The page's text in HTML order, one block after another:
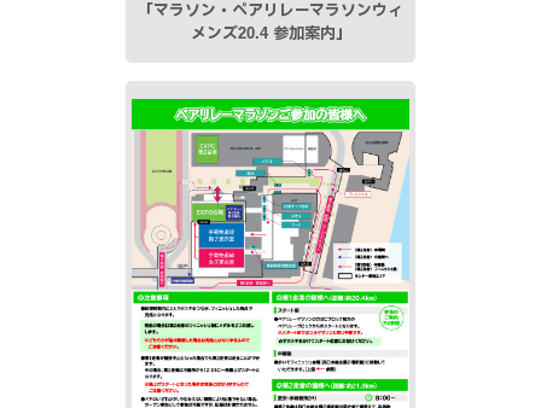
「マラソン・ペアリレーマラソンウィ
メンズ20.4 参加案内」